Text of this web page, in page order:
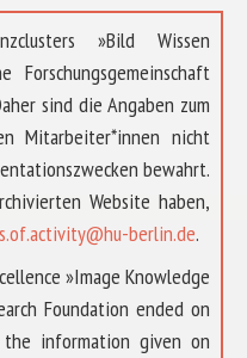
»Bild Wissen
Forschungsgemeinschaft
sind die Angaben zum
Mitarbeiter*innen nicht
bewahrt.
Website haben,
berlin.de.
»Image Knowledge
Foundation ended on
the information given on